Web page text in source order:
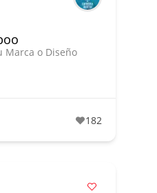
Marca o Diseño
182